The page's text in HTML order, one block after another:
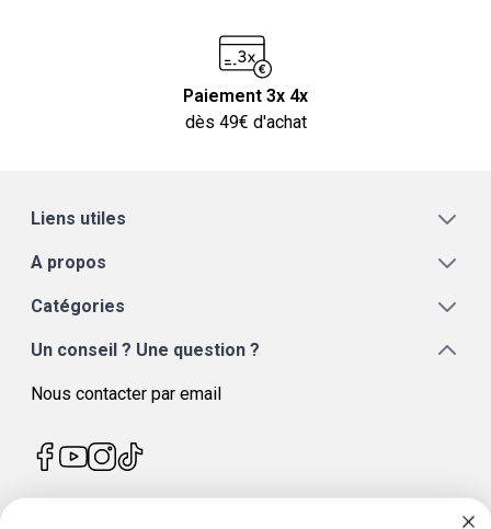
Paiement 3x 4x
dès 49€ d'achat
Liens utiles
A propos
Catégories
Un conseil ? Une question ?
Nous contacter par email